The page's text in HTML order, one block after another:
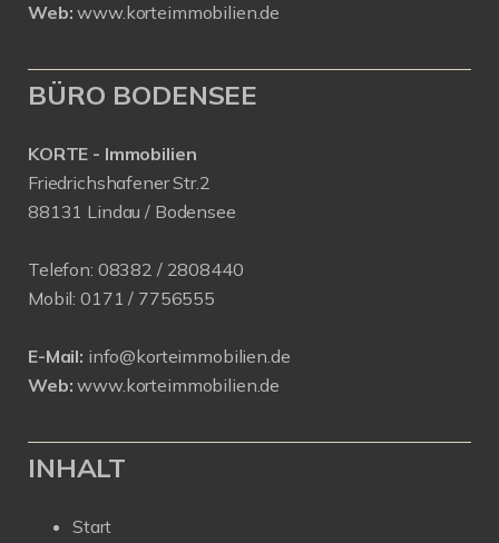
Web: www.korteimmobilien.de
BÜRO BODENSEE
KORTE - Immobilien
Friedrichshafener Str.2
88131 Lindau / Bodensee
Telefon: 08382 / 2808440
Mobil: 0171 / 7756555
E-Mail: info@korteimmobilien.de
Web: www.korteimmobilien.de
INHALT
Start